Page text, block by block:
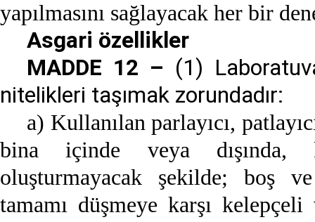
yapılmasını sağlayacak her bir
Asgari özellikler
MADDE 12 – (1)
nitelikleri taşımak zorundadır:
a) Kullanılan parlayıcı,
bina içinde veya dışında,
oluşturmayacak şekilde; boş
tamamı düşmeye karşı